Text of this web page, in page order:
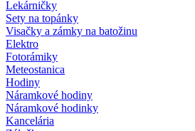
Lekárničky
Sety na topánky
Visačky a zámky na batožinu
Elektro
Fotorámiky
Meteostanica
Hodiny
Náramkové hodiny
Náramkové hodinky
Kancelária